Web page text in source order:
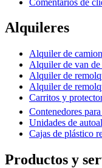
Alquileres
Alquiler de
Alquiler de van de
Alquiler de
Alquiler de
Carritos y
Contenedores
Unidades de
Cajas de plástico
Productos y